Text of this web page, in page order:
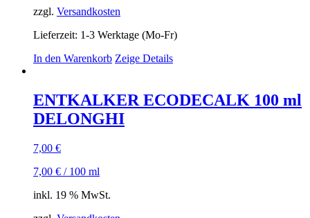
zzgl. Versandkosten
Lieferzeit: 1-3 Werktage (Mo-Fr)
In den Warenkorb Zeige Details
ENTKALKER ECODECALK 100 ml
DELONGHI
7,00 €
7,00 € / 100 ml
inkl. 19 % MwSt.